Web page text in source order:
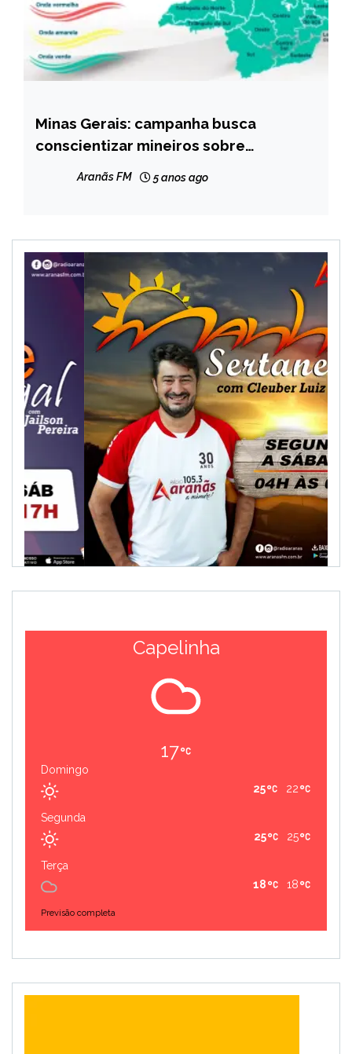
MINAS
GERAIS
NOTÍCIAS
Minas Gerais: campanha busca
conscientizar mineiros sobre
vacinal contra covid-19
Aranãs FM 5 anos ago
Capelinha
17
Domingo
22
25
Segunda
25
25
Terça
18
18
Previsão completa